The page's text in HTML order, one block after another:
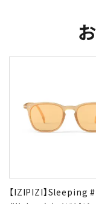
【IZIPIZI】Sleeping